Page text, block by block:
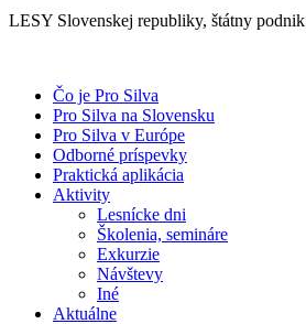
LESY Slovenskej republiky, štátny podnik
Čo je Pro Silva
Pro Silva na Slovensku
Pro Silva v Európe
Odborné príspevky
Praktická aplikácia
Aktivity
Lesnícke dni
Školenia, semináre
Exkurzie
Návštevy
Iné
Aktuálne